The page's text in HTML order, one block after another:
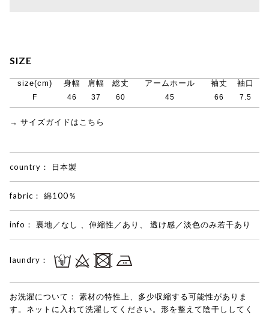
SIZE
size(cm) 身幅 肩幅 総丈 アームホール 袖丈 袖口
F 46 37 60 45 66 7.5
→ サイズガイドはこちら
country： 日本製
fabric： 綿100％
info： 裏地／なし 、伸縮性／あり、 透け感／淡色のみ若干あり
laundry：
お洗濯について：
素材の特性上、多少収縮する可能性がありま
す。ネットに入れて洗濯してください。形を整えて陰干ししてく